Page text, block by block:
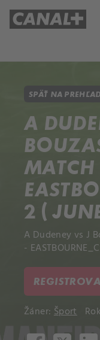
SPÄŤ NA PREHĽAD
A
MATCH
2 (
A Dudeney vs J
-
Žáner: Šport